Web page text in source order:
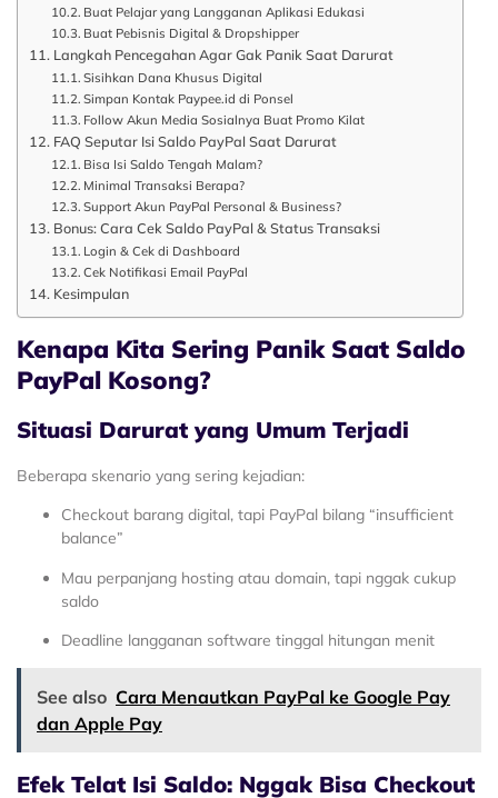
Buat Pelajar yang Langganan Aplikasi Edukasi
Buat Pebisnis Digital & Dropshipper
Langkah Pencegahan Agar Gak Panik Saat Darurat
Sisihkan Dana Khusus Digital
Simpan Kontak Paypee.id di Ponsel
Follow Akun Media Sosialnya Buat Promo Kilat
FAQ Seputar Isi Saldo PayPal Saat Darurat
Bisa Isi Saldo Tengah Malam?
Minimal Transaksi Berapa?
Support Akun PayPal Personal & Business?
Bonus: Cara Cek Saldo PayPal & Status Transaksi
Login & Cek di Dashboard
Cek Notifikasi Email PayPal
Kesimpulan
Kenapa Kita Sering Panik Saat Saldo
PayPal Kosong?
Situasi Darurat yang Umum Terjadi
Beberapa skenario yang sering kejadian:
Checkout barang digital, tapi PayPal bilang “insufficient
balance”
Mau perpanjang hosting atau domain, tapi nggak cukup
saldo
Deadline langganan software tinggal hitungan menit
See also Cara Menautkan PayPal ke Google Pay
dan Apple Pay
Efek Telat Isi Saldo: Nggak Bisa Checkout